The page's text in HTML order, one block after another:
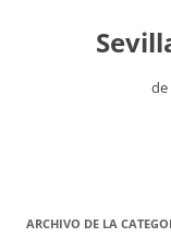
contenido
de
ARCHIVO DE LA